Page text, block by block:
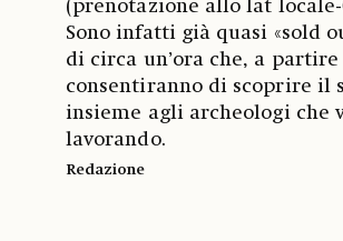
(prenotazione allo Iat locale-
Sono infatti già quasi «sold
di circa un’ora che, a partire
consentiranno di scoprire il
insieme agli archeologi che
lavorando.
Redazione